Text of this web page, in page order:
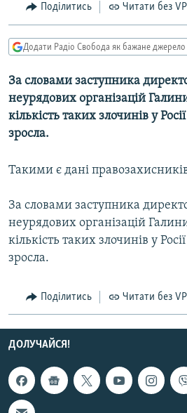
пошукуКУЛЬТУРА
СПОРТ
СВІТ
КРИМ.РЕАЛІЇ
ТИ ЯК?
КИТАЙ.ВИКЛИКИ
МУЛЬТИМЕДІА
ФОТО
СПЕЦПРОЄКТИ
КРИМ РЕАЛІЇ
РУС
УКР
КТАТ
ДОЛУЧАЙСЯ!
Поділитись Читати без
Додати Радіо Свобода як бажане джерело
За словами заступника
неурядових організацій
кількість таких злочинів у
зросла.
Такими є дані
За словами заступника
неурядових організацій
кількість таких злочинів у
зросла.
Поділитись Читати без
ДОЛУЧАЙСЯ!